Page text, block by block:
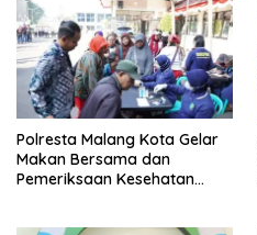
Polresta Malang Kota Gelar
Makan Bersama dan
Pemeriksaan Kesehatan